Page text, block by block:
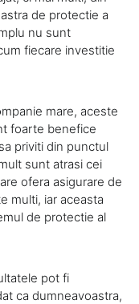
de protectie a
nu sunt
fiecare investitie
mare, aceste
foarte benefice
priviti din punctul
sunt atrasi cei
ofera asigurare de
multi, iar aceasta
de protectie al
pot fi
ca dumneavoastra,